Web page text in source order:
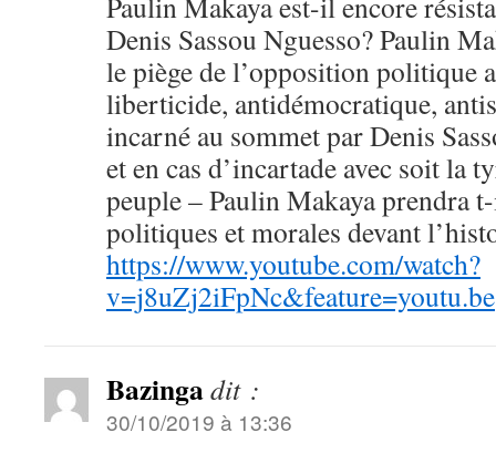
Denis Sassou Nguesso? Paulin
le piège de l’opposition politique
liberticide, antidémocratique,
incarné au sommet par Denis
et en cas d’incartade avec soit la
peuple – Paulin Makaya prendra
politiques et morales devant
https://www.youtube.com/watch?
v=j8uZj2iFpNc&feature=youtu.be
Bazingadit :
30/10/2019 à 13:36